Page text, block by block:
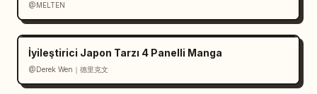
@MELTEN
İyileştirici Japon Tarzı 4 Panelli Manga
@Derek Wen｜德里克文